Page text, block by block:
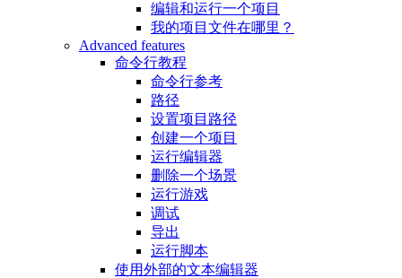
编辑和运行一个项目
我的项目文件在哪里？
Advanced features
命令行教程
命令行参考
路径
设置项目路径
创建一个项目
运行编辑器
删除一个场景
运行游戏
调试
导出
运行脚本
使用外部的文本编辑器